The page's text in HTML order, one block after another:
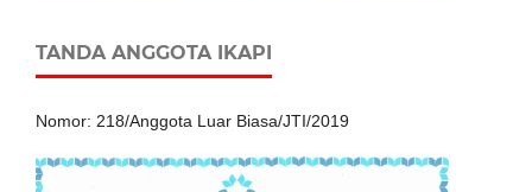
TANDA ANGGOTA IKAPI
Nomor: 218/Anggota Luar Biasa/JTI/2019